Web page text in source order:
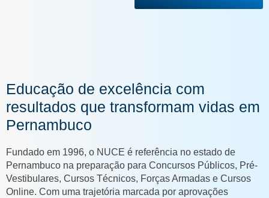
Educação de excelência com
resultados que transformam vidas em
Pernambuco
Fundado em 1996, o NUCE é referência no estado de
Pernambuco na preparação para Concursos Públicos, Pré-
Vestibulares, Cursos Técnicos, Forças Armadas e Cursos
Online. Com uma trajetória marcada por aprovações